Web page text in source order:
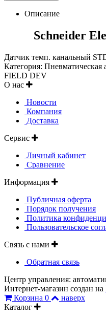
Описание
Schneider
Датчик темп. канальный
Категория: Пневматическая
FIELD DEV
О нас
Новости
Компания
Доставка
Сервис
Личный кабинет
Сравнение
Информация
Публичная оферта
Порядок получения
Политика
Пользовательское
Связь с нами
Обратная связь
Центр управления:
Интернет-магазин создан на
Корзина 0
наверх
Каталог